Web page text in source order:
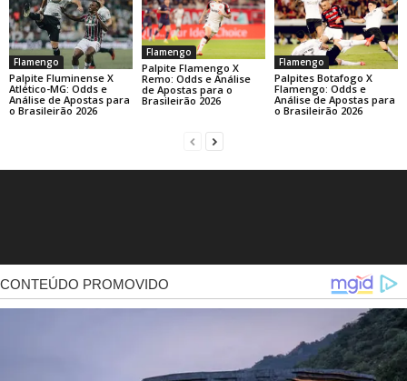
Flamengo
Palpite Fluminense X
Atlético-MG: Odds e
Análise de Apostas para
o Brasileirão 2026
Flamengo
Palpite Flamengo X
Remo: Odds e Análise
de Apostas para o
Brasileirão 2026
Flamengo
Palpites Botafogo X
Flamengo: Odds e
Análise de Apostas para
o Brasileirão 2026